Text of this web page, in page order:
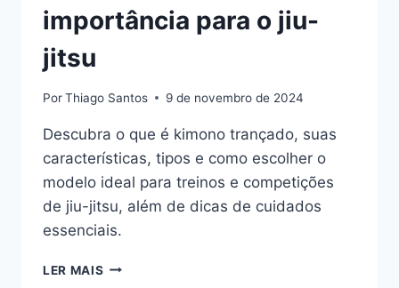
importância para o jiu-
jitsu
PorThiago Santos 9 de novembro de 2024
Descubra o que é kimono trançado, suas
características, tipos e como escolher o
modelo ideal para treinos e competições
de jiu-jitsu, além de dicas de cuidados
essenciais.
LER MAIS O